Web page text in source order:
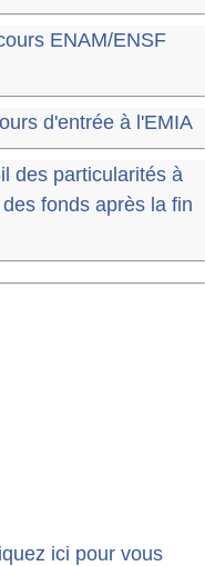
ENAM/ENSF
d'entrée à l'EMIA
des particularités à
fonds après la fin
ici pour vous